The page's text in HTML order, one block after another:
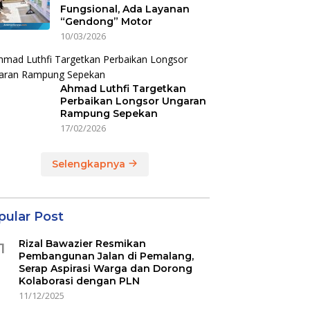
Fungsional, Ada Layanan
“Gendong” Motor
10/03/2026
Ahmad Luthfi Targetkan
Perbaikan Longsor Ungaran
Rampung Sepekan
17/02/2026
Selengkapnya
Post
Rizal Bawazier Resmikan
Pembangunan Jalan di Pemalang,
Serap Aspirasi Warga dan Dorong
Kolaborasi dengan PLN
11/12/2025